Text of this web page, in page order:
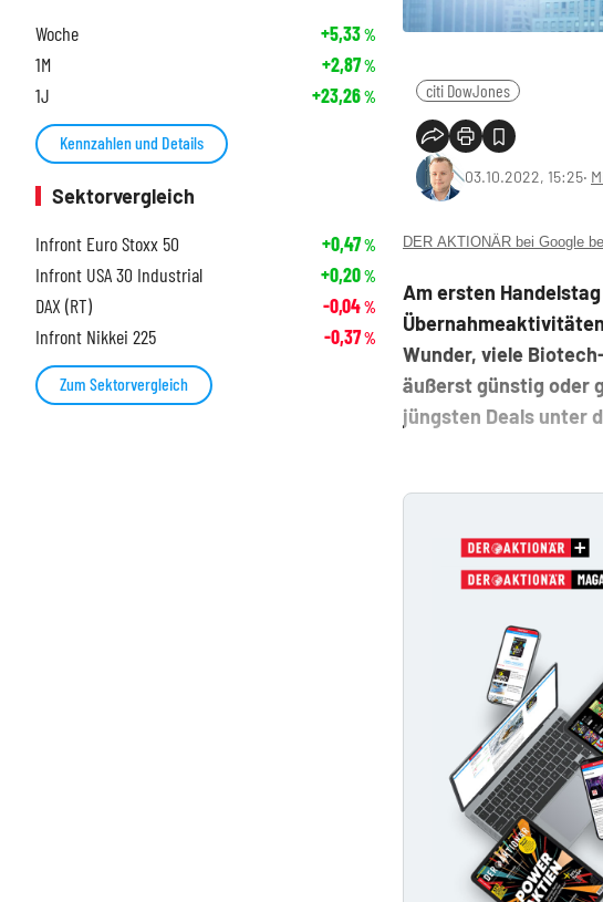
citi DowJones
03.10.2022, 15:25‧
DER AKTIONÄR bei Google
Am ersten
Wunder, viele
äußerst günstig oder
jüngsten Deals unter
Woche +5,33%
1M +2,87%
1J +23,26%
Kennzahlen und Details
Sektorvergleich
Infront Euro Stoxx 50
+0,47%
Infront USA 30 Industrial +0,20%
DAX (RT) -0,04%
Infront Nikkei 225 -0,37%
Zum Sektorvergleich